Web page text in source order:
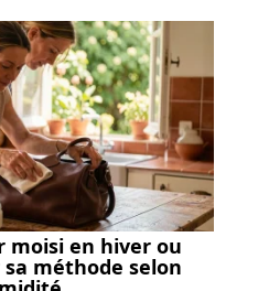
moisi en hiver ou
méthode selon